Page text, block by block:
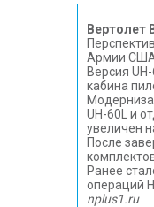
Вертолет
Армии США
Версия
кабина
UH-60L и
увеличен
После
Ранее
операций
nplus1.ru